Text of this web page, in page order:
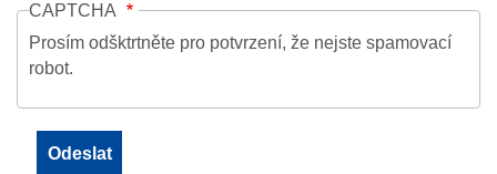
CAPTCHA
Prosím odšktrtněte pro potvrzení, že nejste spamovací
robot.